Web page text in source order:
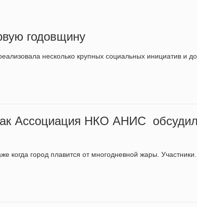
годовщину
несколько крупных социальных инициатив и
Ассоциация НКО АНИС
когда город плавится от многодневной жары. Участники…